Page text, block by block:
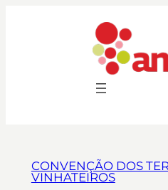
CONVENÇÃO DOS
VINHATEIROS